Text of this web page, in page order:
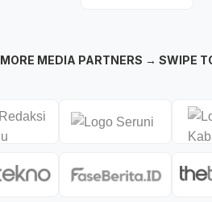
MORE MEDIA PARTNERS → SWIPE